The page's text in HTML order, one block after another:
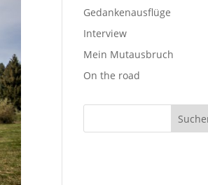
Gedankenausflüge
Interview
Mein Mutausbruch
On the road